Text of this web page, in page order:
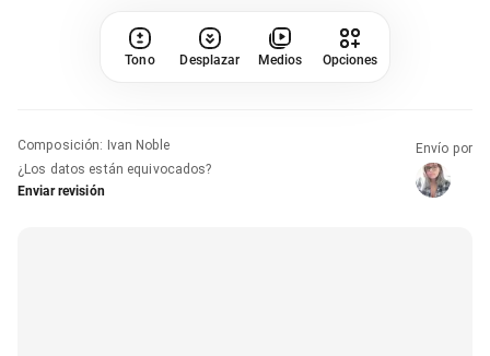
Tono Desplazar Medios Opciones
Composición: Ivan Noble
¿Los datos están equivocados?
Enviar revisión
Envío por